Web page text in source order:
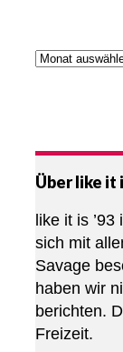
Über like it
like it is
sich mit
Savage
haben wir
berichten.
Freizeit.